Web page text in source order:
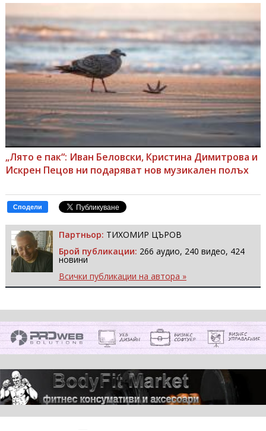
„Лято е пак“: Иван Беловски, Кристина Димитрова и
Искрен Пецов ни подаряват нов музикален полъх
Сподели
Партньор: ТИХОМИР ЦЪРОВ
Брой публикации: 266 аудио, 240 видео, 424
новини
Всички публикации на автора »